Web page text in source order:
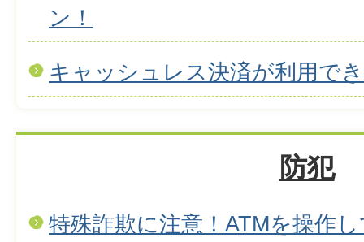
ン！
キャッシュレス決済が利用で
防犯
特殊詐欺に注意！ATMを操作